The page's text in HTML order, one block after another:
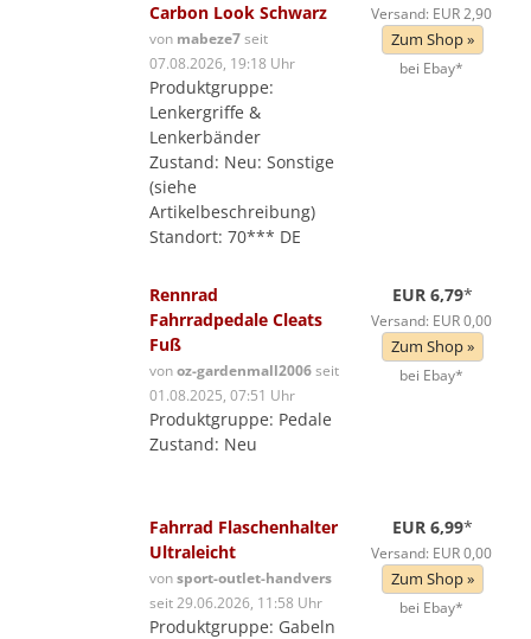
Carbon Look Schwarz
von mabeze7seit
07.08.2026, 19:18 Uhr
Produktgruppe:
Lenkergriffe &
Lenkerbänder
Zustand: Neu: Sonstige
(siehe
Artikelbeschreibung)
Standort: 70*** DE
Versand: EUR 2,90
Zum Shop »
bei Ebay*
Rennrad
Fahrradpedale Cleats
Fuß
vonoz-gardenmall2006seit
01.08.2025, 07:51 Uhr
Produktgruppe: Pedale
Zustand: Neu
EUR 6,79*
Versand: EUR 0,00
Zum Shop »
bei Ebay*
Fahrrad Flaschenhalter
Ultraleicht
vonsport-outlet-handvers
seit 29.06.2026, 11:58 Uhr
Produktgruppe: Gabeln
EUR 6,99*
Versand: EUR 0,00
Zum Shop »
bei Ebay*